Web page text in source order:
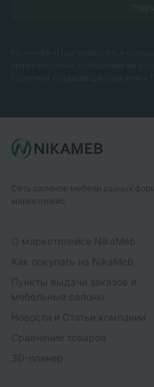
Сеть салонов мебели разных
маркетплейс
О маркетплейсе NikaMeb
Как покупать на NikaMeb
Пункты выдачи заказов и
мебельные салоны
Новости и Статьи компании
Сравнение товаров
3D-планер